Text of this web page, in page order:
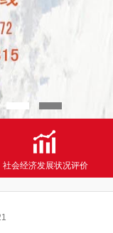
社会经济发展状况评价